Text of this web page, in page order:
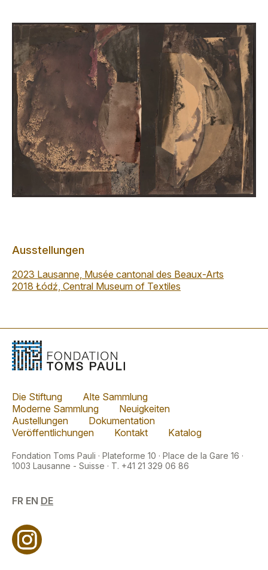
Ausstellungen
2023 Lausanne, Musée cantonal des Beaux-Arts
2018 Łódź, Central Museum of Textiles
Die Stiftung
Alte Sammlung
Moderne Sammlung
Neuigkeiten
Austellungen
Dokumentation
Veröffentlichungen
Kontakt Katalog
Fondation Toms Pauli · Plateforme 10 · Place de la Gare 16 ·
1003 Lausanne - Suisse · T. +41 21 329 06 86
FR EN DE